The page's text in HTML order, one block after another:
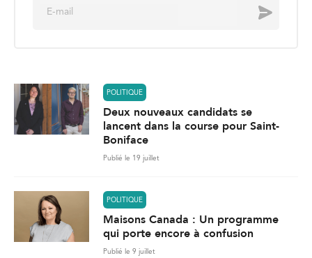
Envoyer
POLITIQUE
Deux nouveaux candidats se
lancent dans la course pour Saint-
Boniface
Publié le 19 juillet
POLITIQUE
Maisons Canada : Un programme
qui porte encore à confusion
Publié le 9 juillet